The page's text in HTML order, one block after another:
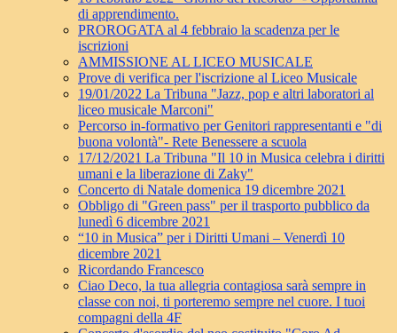
di apprendimento.
PROROGATA al 4 febbraio la scadenza per le
iscrizioni
AMMISSIONE AL LICEO MUSICALE
Prove di verifica per l'iscrizione al Liceo Musicale
19/01/2022 La Tribuna "Jazz, pop e altri laboratori al
liceo musicale Marconi"
Percorso in-formativo per Genitori rappresentanti e "di
buona volontà"- Rete Benessere a scuola
17/12/2021 La Tribuna "Il 10 in Musica celebra i diritti
umani e la liberazione di Zaky"
Concerto di Natale domenica 19 dicembre 2021
Obbligo di "Green pass" per il trasporto pubblico da
lunedì 6 dicembre 2021
“10 in Musica” per i Diritti Umani – Venerdì 10
dicembre 2021
Ricordando Francesco
Ciao Deco, la tua allegria contagiosa sarà sempre in
classe con noi, ti porteremo sempre nel cuore. I tuoi
compagni della 4F